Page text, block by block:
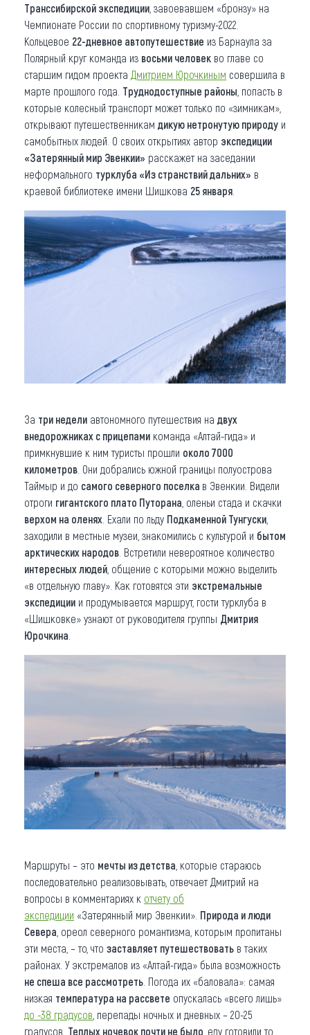
Транссибирской экспедиции , завоевавшем «бронзу» на
Чемпионате России по спортивному туризму-2022.
Кольцевое 22-дневное автопутешествие из Барнаула за
Полярный круг команда из восьми человек во главе со
старшим гидом проекта Дмитрием Юрочкиным совершила в
марте прошлого года. Труднодоступные районы , попасть в
которые колесный транспорт может только по «зимникам»,
открывают путешественникам дикую нетронутую природу и
самобытных людей. О своих открытиях автор экспедиции
«Затерянный мир Эвенкии» расскажет на заседании
неформального турклуба «Из странствий дальних» в
краевой библиотеке имени Шишкова 25 января
За три недели автономного путешествия на двух
внедорожниках с прицепами команда «Алтай-гида» и
примкнувшие к ним туристы прошли около 7000
километров . Они добрались южной границы полуострова
Таймыр и до самого северного поселка в Эвенкии. Видели
отроги гигантского плато Путорана , оленьи стада и скачки
верхом на оленях . Ехали по льду Подкаменной Тунгуски
заходили в местные музеи, знакомились с культурой и бытом
арктических народов . Встретили невероятное количество
интересных людей , общение с которыми можно выделить
«в отдельную главу». Как готовятся эти экстремальные
экспедиции и продумывается маршрут, гости турклуба в
«Шишковке» узнают от руководителя группы Дмитрия
Юрочкина
Маршруты – это мечты из детства , которые стараюсь
последовательно реализовывать, отвечает Дмитрий на
вопросы в комментариях к отчету об
экспедиции «Затерянный мир Эвенкии». Природа и люди
Севера , ореол северного романтизма, которым пропитаны
эти места, – то, что заставляет путешествовать в таких
районах. У экстремалов из «Алтай-гида» была возможность
не спеша все рассмотреть . Погода их «баловала»: самая
низкая температура на рассвете опускалась «всего лишь»
до -38 градусов , перепады ночных и дневных – 20-25
градусов. Теплых ночевок почти не было , еду готовили то